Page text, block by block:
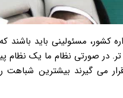
کشور، مسئولینی باید
در صورتی نظام ما یک نظام
می گیرند بیشترین شباهت